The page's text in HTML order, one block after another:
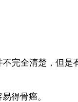
完全清楚，但是
得骨癌。